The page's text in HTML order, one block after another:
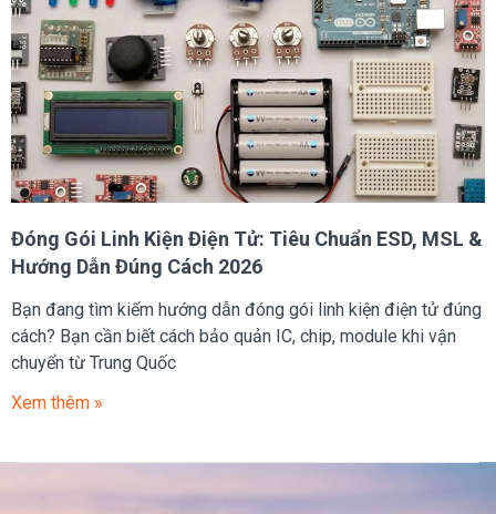
Đóng Gói Linh Kiện Điện Tử: Tiêu Chuẩn ESD, MSL &
Hướng Dẫn Đúng Cách 2026
Bạn đang tìm kiếm hướng dẫn đóng gói linh kiện điện tử đúng
cách? Bạn cần biết cách bảo quản IC, chip, module khi vận
chuyển từ Trung Quốc
Xem thêm »